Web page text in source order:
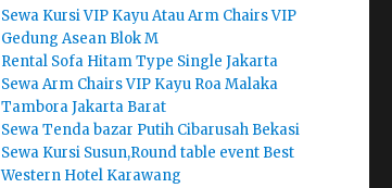
Sewa Kursi VIP Kayu Atau Arm Chairs VIP
Gedung Asean Blok M
Rental Sofa Hitam Type Single Jakarta
Sewa Arm Chairs VIP Kayu Roa Malaka
Tambora Jakarta Barat
Sewa Tenda bazar Putih Cibarusah Bekasi
Sewa Kursi Susun,Round table event Best
Western Hotel Karawang